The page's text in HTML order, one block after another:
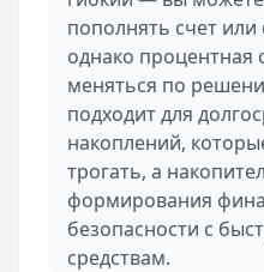
пополнять счет
однако процентная
меняться по
подходит для
накоплений,
трогать, а
формирования
безопасности с
средствам.